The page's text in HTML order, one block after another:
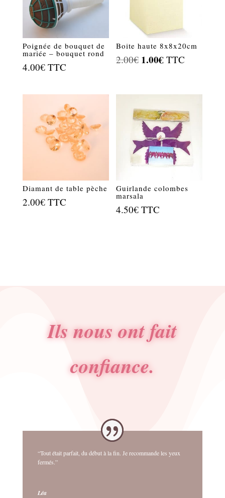
Poignée de bouquet de
mariée – bouquet rond
4.00€ TTC
Boite haute 8x8x20cm
2.00€ Le
était :
2.00€.
1.00€ Le
est :
1.00€.
TTC
Diamant de table pèche
2.00€ TTC
Guirlande colombes
marsala
4.50€ TTC
Ils nous ont fait
confiance.
“Tout était parfait, du début à la fin. Je recommande les yeux
fermés.”
Léa